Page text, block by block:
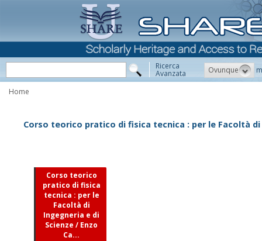
Ricerca
Avanzata Ovunque
Home
Corso teorico pratico di fisica tecnica : per le Facoltà
Corso teorico
pratico di fisica
tecnica : per le
Facoltà di
Ingegneria e di
Scienze / Enzo
Ca...